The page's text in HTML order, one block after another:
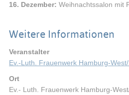
16. Dezember: Weihnachtssalon mit
Weitere Informationen
Veranstalter
Ev.-Luth. Frauenwerk Hamburg-
Ort
Ev.- Luth. Frauenwerk Hamburg-